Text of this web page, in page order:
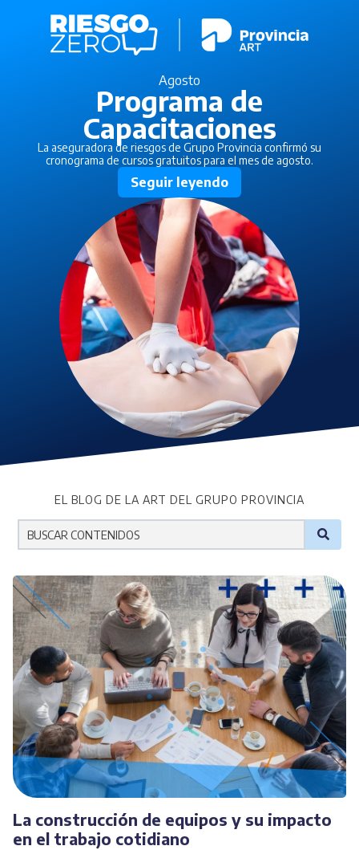
Agosto
Programa de
Capacitaciones
La aseguradora de riesgos de Grupo Provincia confirmó su
cronograma de cursos gratuitos para el mes de agosto.
Seguir leyendo
EL BLOG DE LA ART DEL GRUPO PROVINCIA
La construcción de equipos y su impacto
en el trabajo cotidiano